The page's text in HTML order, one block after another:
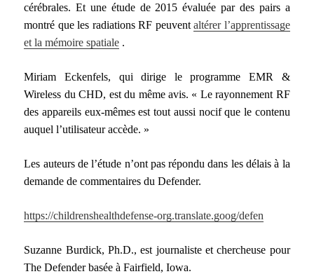
cérébrales. Et une étude de 2015 évaluée par des pairs a
montré que les radiations RF peuventaltérer l’apprentissage
et la mémoire spatiale .
Miriam Eckenfels, qui dirige le programme EMR &
Wireless du CHD, est du même avis. « Le rayonnement RF
des appareils eux-mêmes est tout aussi nocif que le contenu
auquel l’utilisateur accède. »
Les auteurs de l’étude n’ont pas répondu dans les délais à la
demande de commentaires du Defender.
https://childrenshealthdefense-org.translate.goog/defen
Suzanne Burdick, Ph.D., est journaliste et chercheuse pour
The Defender basée à Fairfield, Iowa.